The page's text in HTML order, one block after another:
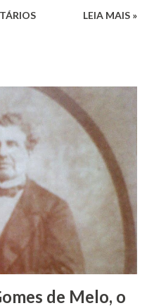
dos Santos, nasceu em
se dedicar aos
o trabalho em primeiro
No comércio foi
e depois de uma
que renegam suas
passado, orgulhava-se
tendo incontáveis vezes
de seu horário normal em
LEIA MAIS »
de Melo, o